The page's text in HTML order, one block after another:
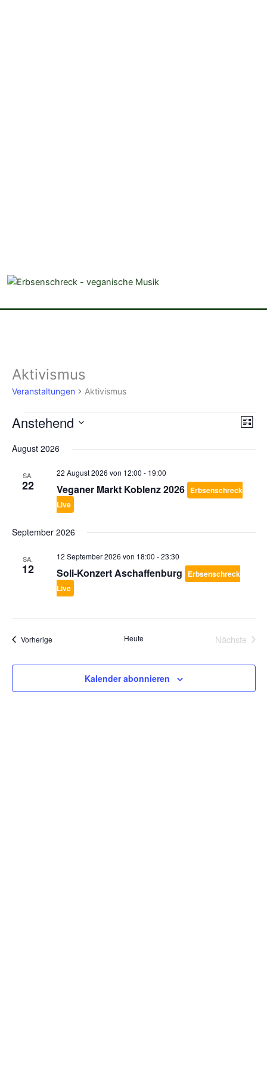
Aktivismus
Veranstaltungen Aktivismus
Veranstaltungen
Liste
Anstehend
wählen.
August 2026
SA.
22 Veganer Markt Koblenz 2026 Erbsenschreck
Live
22 August 2026 von 12:00 - 19:00
September 2026
SA.
12 Soli-Konzert Aschaffenburg
Erbsenschreck
Live
12 September 2026 von 18:00 -23:30
VorherigeVeranstaltungen Heute
Nächste
Kalender abonnieren